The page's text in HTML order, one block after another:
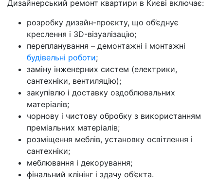
Дизайнерський ремонт квартири в Києві включає:
розробку дизайн-проєкту, що об’єднує
креслення і 3D-візуалізацію;
перепланування – демонтажні і монтажні
будівельні роботи;
заміну інженерних систем (електрики,
сантехніки, вентиляцію);
закупівлю і доставку оздоблювальних
матеріалів;
чорнову і чистову обробку з використанням
преміальних матеріалів;
розміщення меблів, установку освітлення і
сантехніки;
меблювання і декорування;
фінальний клінінг і здачу об’єкта.